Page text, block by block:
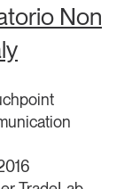
racconta in
sfide del largo
e
Non